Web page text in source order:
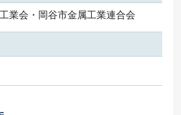
業会・岡谷市金属工業連合会